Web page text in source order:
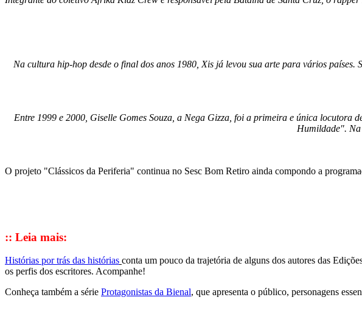
Na cultura hip-hop desde o final dos anos 1980, Xis já levou sua arte para vários
Entre 1999 e 2000, Giselle Gomes Souza, a Nega Gizza, foi a primeira e única
Humildade".
O projeto "Clássicos da Periferia" continua no Sesc Bom Retiro ainda compondo a
:: Leia mais:
Histórias por trás das histórias conta um pouco da trajetória de alguns dos autores das
os perfis dos escritores. Acompanhe!
Conheça também a série Protagonistas da Bienal, que apresenta o público, personagens